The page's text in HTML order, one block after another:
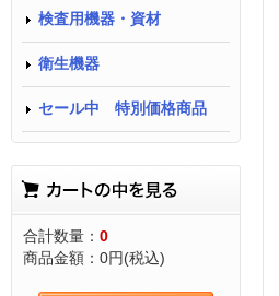
検査用機器・資材
衛生機器
セール中 特別価格商品
合計数量： 0
商品金額： 0円(税込)